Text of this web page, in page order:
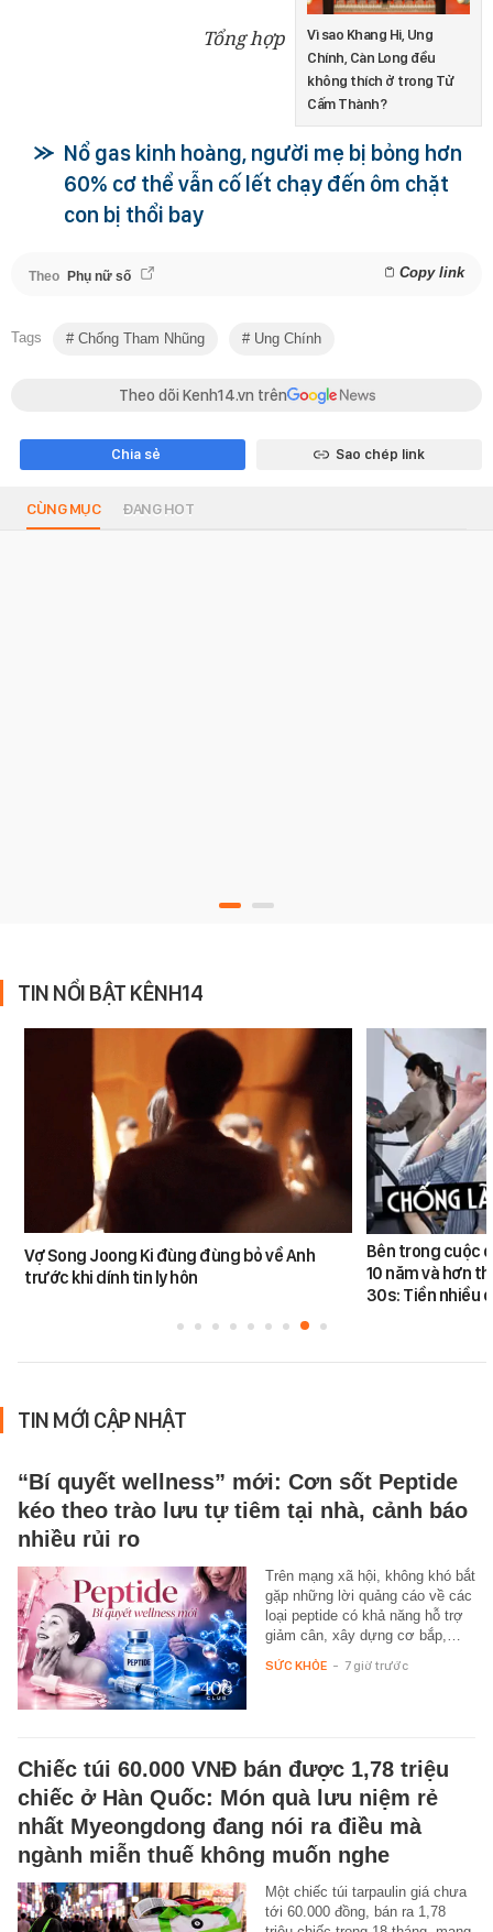
Vì sao Khang Hi, Ung
Chính, Càn Long đều
không thích ở trong Tử
Cấm Thành?
Tổng hợp
Nổ gas kinh hoàng, người mẹ bị bỏng hơn
60% cơ thể vẫn cố lết chạy đến ôm chặt
con bị thổi bay
Theo Phụ nữ số Copy link
Tags Chống Tham Nhũng Ung Chính
Theo dõi Kenh14.vn trên
Chia sẻ Sao chép link
CÙNG MỤC ĐANG HOT
TIN NỔI BẬT KÊNH14
Vợ Song Joong Ki đùng đùng bỏ về Anh
trước khi dính tin ly hôn
Bên trong cuộc
10 năm và hơn
30s: Tiền nhiều
TIN MỚI CẬP NHẬT
“Bí quyết wellness” mới: Cơn sốt Peptide
kéo theo trào lưu tự tiêm tại nhà, cảnh báo
nhiều rủi ro
Trên mạng xã hội, không khó bắt
gặp những lời quảng cáo về các
loại peptide có khả năng hỗ trợ
giảm cân, xây dựng cơ bắp,…
SỨC KHỎE - 7 giờ trước
Chiếc túi 60.000 VNĐ bán được 1,78 triệu
chiếc ở Hàn Quốc: Món quà lưu niệm rẻ
nhất Myeongdong đang nói ra điều mà
ngành miễn thuế không muốn nghe
Một chiếc túi tarpaulin giá chưa
tới 60.000 đồng, bán ra 1,78